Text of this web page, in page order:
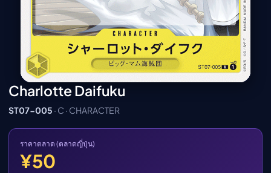
Charlotte Daifuku
ST07-005 · C · CHARACTER
ราคาตลาด (ตลาดญี่ปุ่น)
¥50